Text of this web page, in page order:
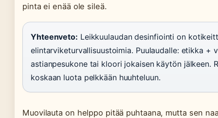
pinta ei enää ole sileä.
Yhteenveto: Leikkuulaudan desinfiointi on
elintarviketurvallisuustoimia. Puulaudalle: etikka +
astianpesukone tai kloori jokaisen käytön jälkeen.
koskaan luota pelkkään huuhteluun.
Muovilauta on helppo pitää puhtaana, mutta sen